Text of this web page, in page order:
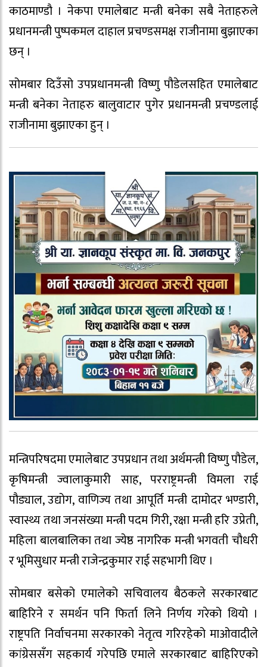
काठमाण्डौ । नेकपा एमालेबाट मन्त्री बनेका सबै नेताहरुले
प्रधानमन्त्री पुष्पकमल दाहाल प्रचण्डसमक्ष राजीनामा बुझाएका
छन् ।
सोमबार दिउँसो उपप्रधानमन्त्री विष्णु पौडेलसहित एमालेबाट
मन्त्री बनेका नेताहरु बालुवाटार पुगेर प्रधानमन्त्री प्रचण्डलाई
राजीनामा बुझाएका हुन् ।
मन्त्रिपरिषदमा एमालेबाट उपप्रधान तथा अर्थमन्त्री विष्णु पौडेल,
कृषिमन्त्री ज्वालाकुमारी साह, परराष्ट्रमन्त्री विमला राई
पौड्याल, उद्योग, वाणिज्य तथा आपूर्ति मन्त्री दामोदर भण्डारी,
स्वास्थ्य तथा जनसंख्या मन्त्री पदम गिरी, रक्षा मन्त्री हरि उप्रेती,
महिला बालबालिका तथा ज्येष्ठ नागरिक मन्त्री भगवती चौधरी
र भूमिसुधार मन्त्री राजेन्द्रकुमार राई सहभागी थिए ।
सोमबार बसेको एमालेको सचिवालय बैठकले सरकारबाट
बाहिरिने र समर्थन पनि फिर्ता लिने निर्णय गरेको थियो ।
राष्ट्रपति निर्वाचनमा सरकारको नेतृत्व गरिरहेको माओवादीले
कांग्रेससँग सहकार्य गरेपछि एमाले सरकारबाट बाहिरिएको